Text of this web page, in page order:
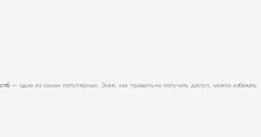
— одна из самых популярных. Зная, как правильно получить доступ, можно избежать